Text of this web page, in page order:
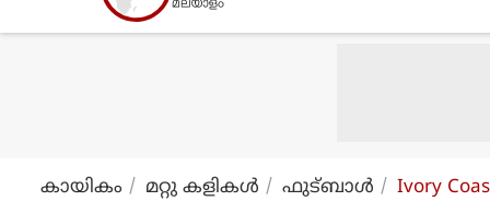
കായികം മറ്റു കളികള്‍ ഫുട്ബാള്‍ Ivory